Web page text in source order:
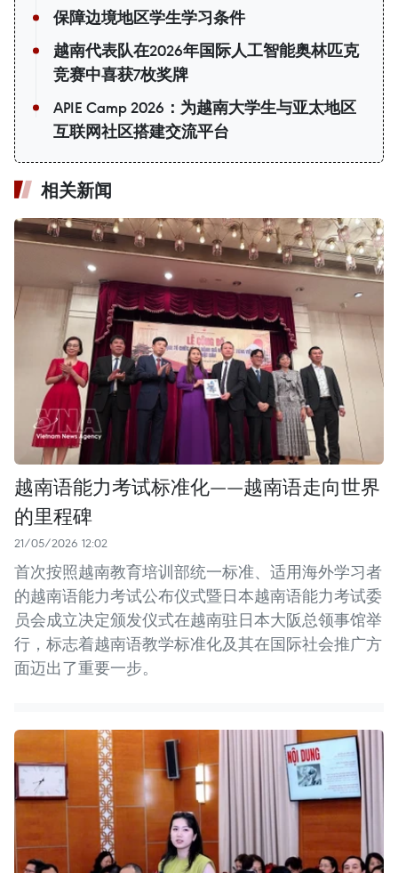
保障边境地区学生学习条件
越南代表队在2026年国际人工智能奥林匹克
竞赛中喜获7枚奖牌
APIE Camp 2026：为越南大学生与亚太地区
互联网社区搭建交流平台
相关新闻
越南语能力考试标准化——越南语走向世界
的里程碑
21/05/2026 12:02
首次按照越南教育培训部统一标准、适用海外学习者
的越南语能力考试公布仪式暨日本越南语能力考试委
员会成立决定颁发仪式在越南驻日本大阪总领事馆举
行，标志着越南语教学标准化及其在国际社会推广方
面迈出了重要一步。